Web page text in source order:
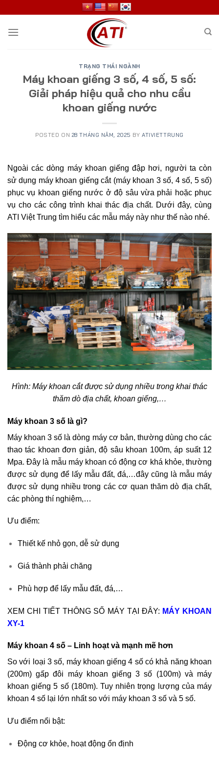
to
content
TRẠNG THÁI NGÀNH
Máy khoan giếng 3 số, 4 số, 5 số:
Giải pháp hiệu quả cho nhu cầu
khoan giếng nước
POSTED ON 28 THÁNG NĂM, 2025 BYATIVIETTRUNG
Ngoài các dòng máy khoan giếng đập hơi, người ta còn
sử dụng máy khoan giếng cắt (máy khoan 3 số, 4 số, 5 số)
phục vụ khoan giếng nước ở độ sâu vừa phải hoặc phục
vụ cho các công trình khai thác địa chất. Dưới đây, cùng
ATI Việt Trung tìm hiểu các mẫu máy này như thế nào nhé.
Hình: Máy khoan cắt được sử dụng nhiều trong khai thác
thăm dò địa chất, khoan giếng,…
Máy khoan 3 số là gì?
Máy khoan 3 số là dòng máy cơ bản, thường dùng cho các
thao tác khoan đơn giản, độ sâu khoan 100m, áp suất 12
Mpa. Đây là mẫu máy khoan có động cơ khá khỏe, thường
được sử dụng để lấy mẫu đất, đá,…đây cũng là mẫu máy
được sử dụng nhiều trong các cơ quan thăm dò địa chất,
các phòng thí nghiệm,…
Ưu điểm:
Thiết kế nhỏ gọn, dễ sử dụng
Giá thành phải chăng
Phù hợp để lấy mẫu đất, đá,…
XEM CHI TIẾT THÔNG SỐ MÁY TẠI ĐÂY: MÁY KHOAN
XY-1
Máy khoan 4 số – Linh hoạt và mạnh mẽ hơn
So với loại 3 số, máy khoan giếng 4 số có khả năng khoan
(200m) gấp đôi máy khoan giếng 3 số (100m) và máy
khoan giếng 5 số (180m). Tuy nhiên trọng lượng của máy
khoan 4 số lại lớn nhất so với máy khoan 3 số và 5 số.
Ưu điểm nổi bật:
Động cơ khỏe, hoạt động ổn định